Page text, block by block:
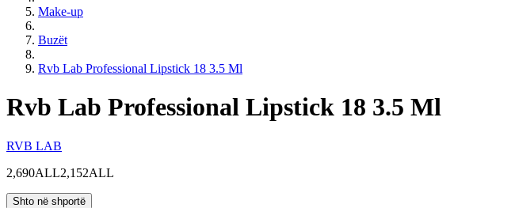
Make-up
Buzët
Rvb Lab Professional Lipstick 18 3.5 Ml
Rvb Lab Professional Lipstick 18 3.5 Ml
RVB LAB
2,690ALL2,152ALL
Shto në shportë